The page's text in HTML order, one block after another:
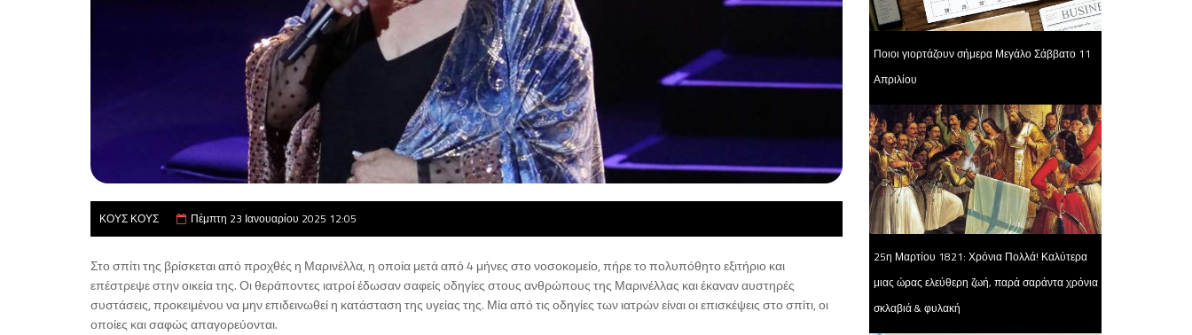
ΚΟΥΣ ΚΟΥΣ Πέμπτη 23 Ιανουαρίου 2025 12:05
Στο σπίτι της βρίσκεται από προχθές η Μαρινέλλα, η οποία μετά από 4 μήνες στο νοσοκομείο, πήρε το πολυπόθητο εξιτήριο και
επέστρεψε στην οικεία της. Οι θεράποντες ιατροί έδωσαν σαφείς οδηγίες στους ανθρώπους της Μαρινέλλας και έκαναν αυστηρές
συστάσεις, προκειμένου να μην επιδεινωθεί η κατάσταση της υγείας της. Μία από τις οδηγίες των ιατρών είναι οι επισκέψεις στο σπίτι, οι
οποίες και σαφώς απαγορεύονται.
Ποιοι γιορτάζουν σήμερα Μεγάλο Σάββατο 11
Απριλίου
25η Μαρτίου 1821: Χρόνια Πολλά! Καλύτερα
μιας ώρας ελεύθερη ζωή, παρά σαράντα χρόνια
σκλαβιά & φυλακή